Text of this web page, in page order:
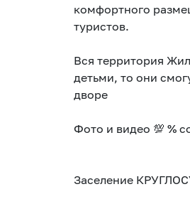
комфортного
туристов.
Вся территория
детьми, то они
дворе
Фото и видео 💯 %
Засeлeние